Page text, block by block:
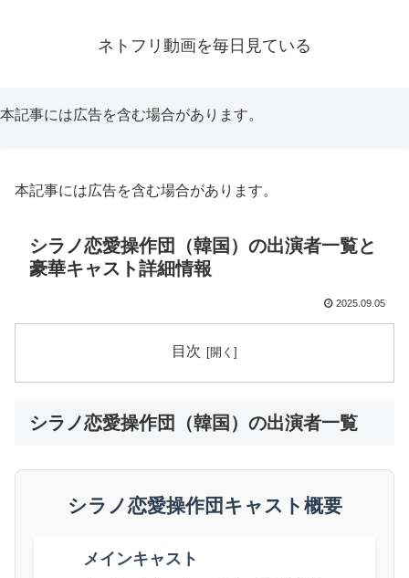
ネトフリ動画を毎日見ている
本記事には広告を含む場合があります。
本記事には広告を含む場合があります。
シラノ恋愛操作団（韓国）の出演者一覧と
豪華キャスト詳細情報
2025.09.05
目次
シラノ恋愛操作団（韓国）の出演者一覧
シラノ恋愛操作団キャスト概要
メインキャスト